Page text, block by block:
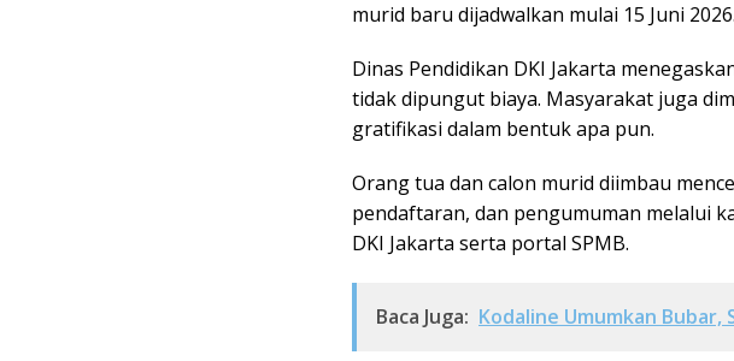
murid baru dijadwalkan mulai 15 Juni 2026.
Dinas Pendidikan DKI Jakarta
tidak dipungut biaya. Masyarakat juga
gratifikasi dalam bentuk apa pun.
Orang tua dan calon murid diimbau
pendaftaran, dan pengumuman melalui
DKI Jakarta serta portal SPMB.
Baca Juga: Kodaline Umumkan